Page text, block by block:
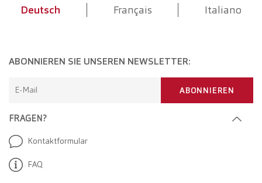
Deutsch Français Italiano
FRAGEN?
Kontaktformular
FAQ
ABONNIEREN SIE UNSEREN NEWSLETTER:
E-Mail ABONNIEREN